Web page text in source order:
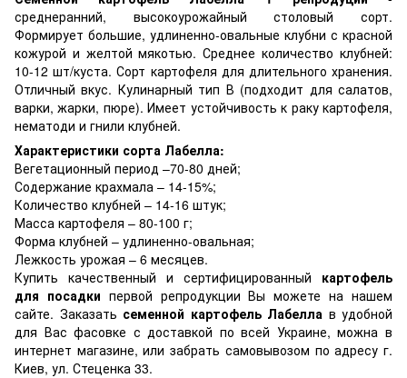
среднеранний, высокоурожайный столовый сорт.
Формирует большие, удлиненно-овальные клубни с красной
кожурой и желтой мякотью. Среднее количество клубней:
10-12 шт/куста. Сорт картофеля для длительного хранения.
Отличный вкус. Кулинарный тип В (подходит для салатов,
варки, жарки, пюре). Имеет устойчивость к раку картофеля,
нематоди и гнили клубней.
Характеристики сорта Лабелла:
Вегетационный период –70-80 дней;
Содержание крахмала – 14-15%;
Количество клубней – 14-16 штук;
Масса картофеля – 80-100 г;
Форма клубней – удлиненно-овальная;
Лежкость урожая – 6 месяцев.
Купить качественный и сертифицированный картофель
для посадки первой репродукции Вы можете на нашем
сайте. Заказать семенной картофель Лабелла в удобной
для Вас фасовке с доставкой по всей Украине, можна в
интернет магазине, или забрать самовывозом по адресу г.
Киев, ул. Стеценка 33.